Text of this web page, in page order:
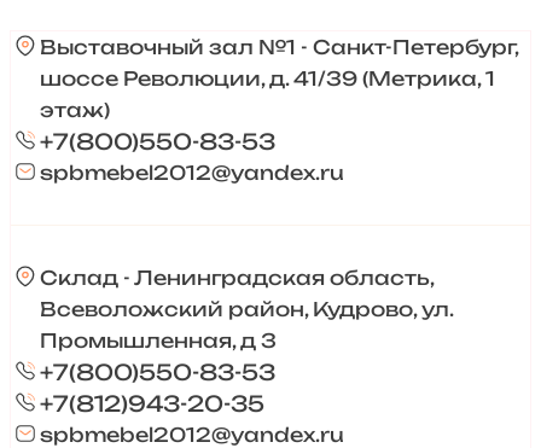
Выставочный зал №1 - Санкт-Петербург,
шоссе Революции, д. 41/39 (Метрика, 1
этаж)
+7(800)550-83-53
spbmebel2012@yandex.ru
Склад - Ленинградская область,
Всеволожский район, Кудрово, ул.
Промышленная, д 3
+7(800)550-83-53
+7(812)943-20-35
spbmebel2012@yandex.ru